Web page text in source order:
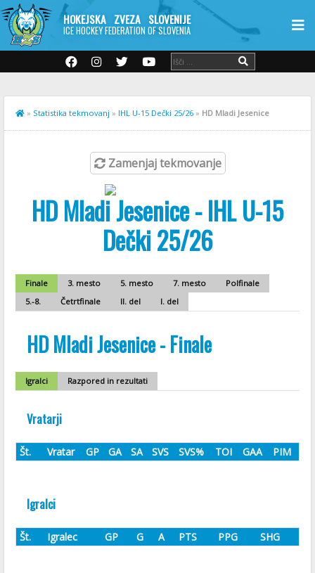
HOKEJSKA ZVEZA SLOVENIJE
ICE HOCKEY FEDERATION OF SLOVENIA
» Statistika tekmovanj » IHL U-15 Dečki 25/26 » HD Mladi Jesenice
Zamenjaj tekmovanje
HD Mladi Jesenice - IHL U-15
Dečki 25/26
Finale 3. mesto 5. mesto 7. mesto
Polfinale
5.-8.
Četrtfinale II. del I. del
HD Mladi Jesenice - Finale
Igralci Razpored in rezultati
Vratarji
Št. Vratar GP GA SA SVS SVS% TOI GAA PIM
Igralci
Št. Igralec GP G A PTS PPG SHG